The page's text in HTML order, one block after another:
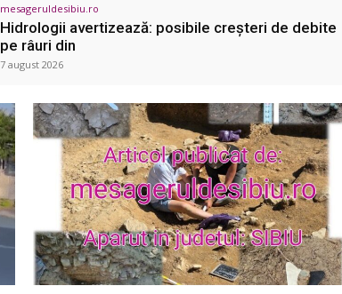
mesageruldesibiu.ro
Hidrologii avertizează: posibile creșteri de debite
pe râuri din
7 august 2026